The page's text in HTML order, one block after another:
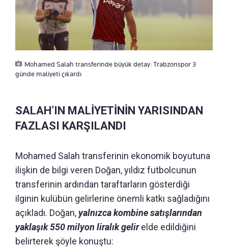
Mohamed Salah transferinde büyük detay: Trabzonspor 3
günde maliyeti çıkardı
SALAH’IN MALİYETİNİN YARISINDAN
FAZLASI KARŞILANDI
Mohamed Salah transferinin ekonomik boyutuna
ilişkin de bilgi veren Doğan, yıldız futbolcunun
transferinin ardından taraftarların gösterdiği
ilginin kulübün gelirlerine önemli katkı sağladığını
açıkladı. Doğan,yalnızca kombine satışlarından
yaklaşık 550 milyon liralık gelirelde edildiğini
belirterek şöyle konuştu: